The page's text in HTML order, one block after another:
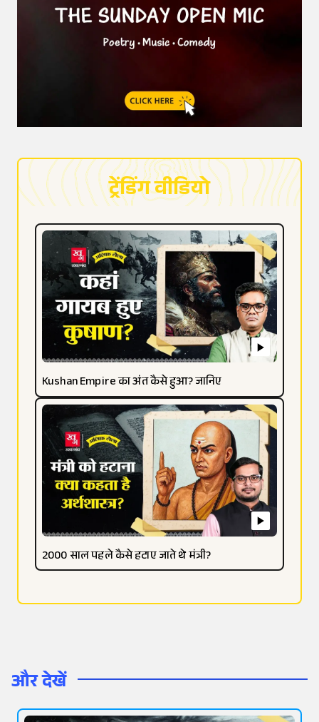
ट्रेंडिंग वीडियो
Kushan Empire का अंत कैसे हुआ? जानिए
2000 साल पहले कैसे हटाए जाते थे मंत्री?
और देखें